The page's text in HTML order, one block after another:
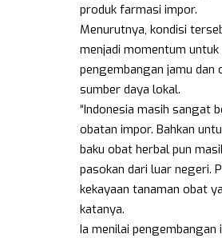
produk farmasi impor.
Menurutnya, kondisi
menjadi momentum
pengembangan jamu dan
sumber daya lokal.
“Indonesia masih sangat
obatan impor. Bahkan
baku obat herbal pun
pasokan dari luar negeri.
kekayaan tanaman obat
katanya.
Ia menilai pengembangan